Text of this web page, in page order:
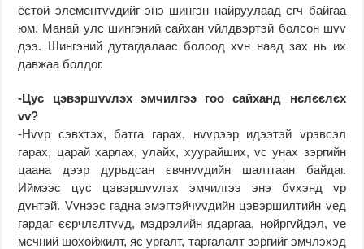
ёстой элементvvдийг энэ шингэн найруулаад єгч байгаа
юм. Манай улс шингэний сайхан vйлдвэртэй болсон шvv
дээ. Шингэний дутагдалаас болоод хvн наад зах нь их
давжаа болдог.
-Цус цэвэршvvлэх эмчилгээ гоо сайханд нєлєєлєх
vv?
-Нvvр сэвхтэх, батга гарах, нvvрээр идээтэй vрэвсэл
гарах, царай харлах, улайх, хуурайших, vс унах зэргийн
цаана дээр дурьдсан євчнvvдийн шалтгаан байдаг.
Иймээс цус цэвэршvvлэх эмчилгээ энэ бvхэнд vр
дvнтэй. Vvнээс гадна эмэгтэйчvvдийн цэвэршилтийн vед
гардаг єєрчлєлтvvд, мэдрэлийн ядаргаа, нойргvйдэл, vе
мєчний шохойжилт, яс ургалт, таргалалт зэргийг эмчлэхэд